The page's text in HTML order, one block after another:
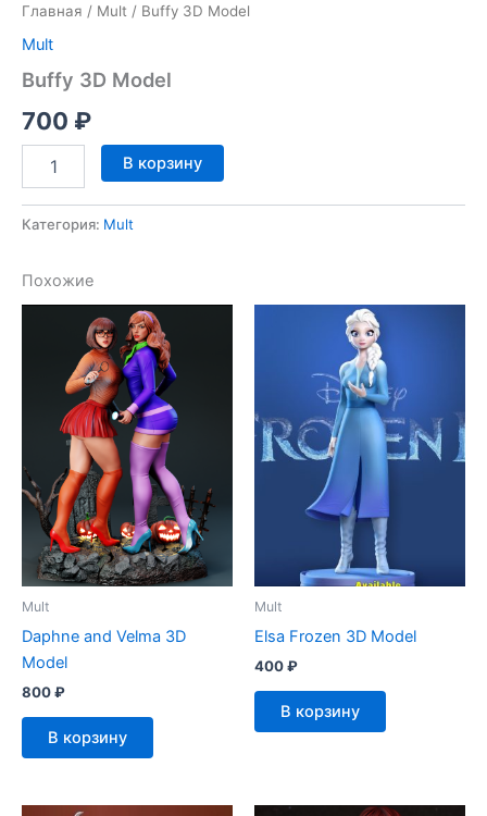
Главная / Mult / Buffy 3D Model
Mult
Buffy 3D Model
700 ₽
товара
3D
В корзину
Категория: Mult
Похожие
Mult
Daphne and Velma 3D
Model
800₽
В корзину
Mult
Elsa Frozen 3D Model
400₽
В корзину